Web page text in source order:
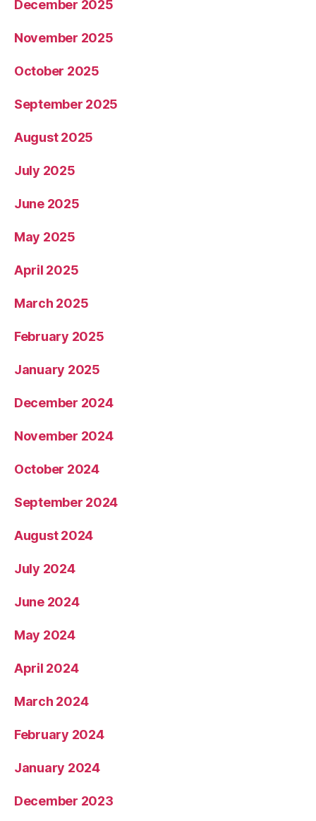
December 2025
November 2025
October 2025
September 2025
August 2025
July 2025
June 2025
May 2025
April 2025
March 2025
February 2025
January 2025
December 2024
November 2024
October 2024
September 2024
August 2024
July 2024
June 2024
May 2024
April 2024
March 2024
February 2024
January 2024
December 2023